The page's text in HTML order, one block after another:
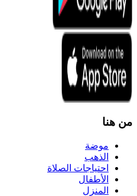
من هنا
موضة
الذهب
احتياجات الصلاة
الأطفال
المنزل